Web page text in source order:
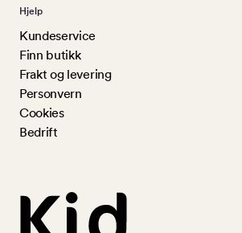
Hjelp
Kundeservice
Finn butikk
Frakt og levering
Personvern
Cookies
Bedrift